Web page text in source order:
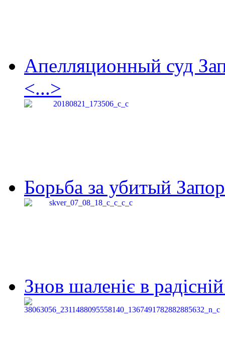
Апелляционный суд
<...>
Борьба за убитый
Знов шаленіє в